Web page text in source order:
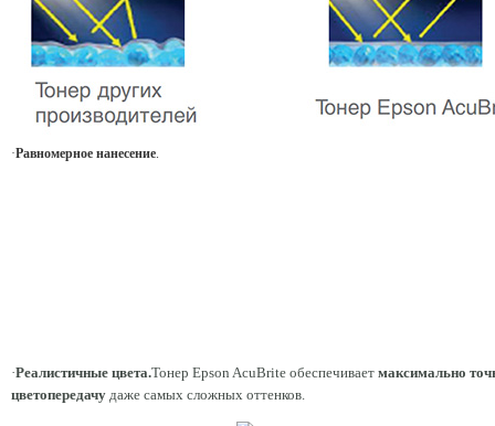
·Равномерное нанесение.
·Реалистичные цвета.Тонер Epson AcuBrite обеспечивает максимально
цветопередачу даже самых сложных оттенков.